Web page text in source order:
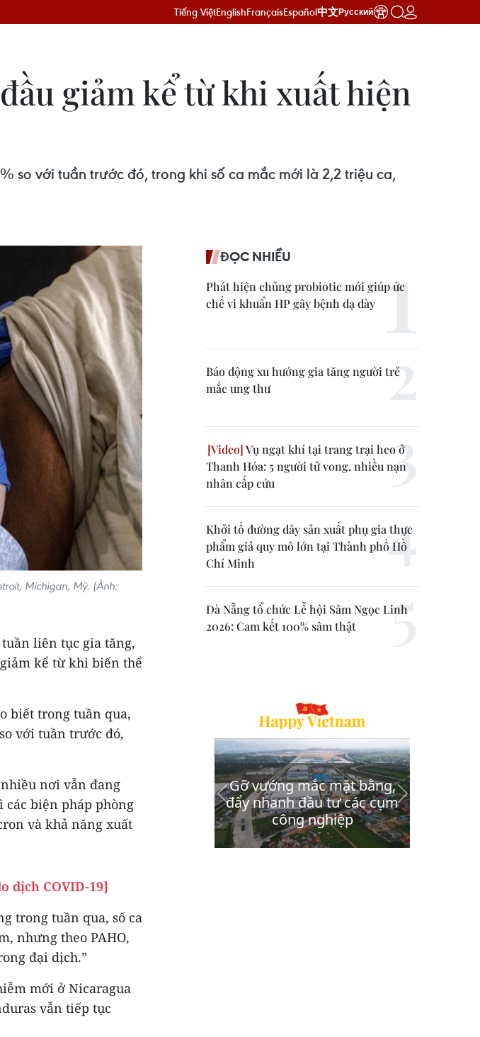
Tiếng ViệtEnglishFrançaisEspañol中文Русский
giảm kể từ khi xuất hiện
so với tuần trước đó, trong khi số ca mắc mới là 2,2 triệu ca,
Michigan, Mỹ. (Ảnh:
tuần liên tục gia tăng,
kể từ khi biến thể
biết trong tuần qua,
với tuần trước đó,
nhiều nơi vẫn đang
biện pháp phòng
và khả năng xuất
dịch COVID-19]
trong tuần qua, số ca
nhưng theo PAHO,
đại dịch.”
mới ở Nicaragua
vẫn tiếp tục
ĐỌC NHIỀU
Phát hiện chủng probiotic mới giúp ức
chế vi khuẩn HP gây bệnh dạ dày
Báo động xu hướng gia tăng người trẻ
mắc ung thư
Vụ ngạt khí tại trang trại heo ở
Thanh Hóa: 5 người tử vong, nhiều nạn
nhân cấp cứu
Khởi tố đường dây sản xuất phụ gia thực
phẩm giả quy mô lớn tại Thành phố Hồ
Chí Minh
Đà Nẵng tổ chức Lễ hội Sâm Ngọc Linh
2026: Cam kết 100% sâm thật